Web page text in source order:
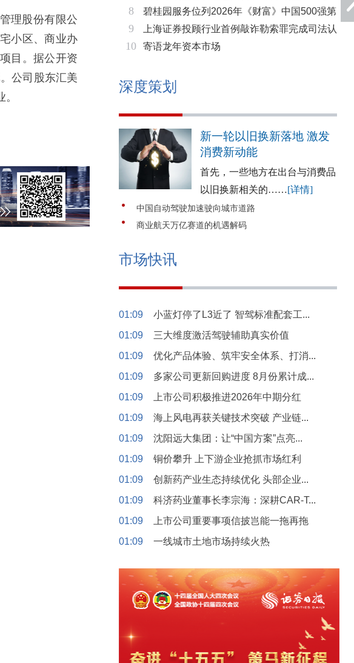
理股份有限公
小区、商业办
目。据公开资
公司股东汇美
8
9
10
市场秩序”答记者问
碧桂园服务位列2026年《财富》中国500强第
321位 排名稳步上升彰显发展韧性
上海证券投顾行业首例敲诈勒索罪完成司法认
定 司法机关重拳打击“职业索赔人”
寄语龙年资本市场
深度策划
新一轮以旧换新落地 激发
消费新动能
首先，一些地方在出台与消费品
以旧换新相关的……[详情]
中国自动驾驶加速驶向城市道路
商业航天万亿赛道的机遇解码
市场快讯
01:09
小蓝灯停了L3近了 智驾标准配套工...
01:09
三大维度激活驾驶辅助真实价值
01:09
优化产品体验、筑牢安全体系、打消...
01:09
多家公司更新回购进度 8月份累计成...
01:09
上市公司积极推进2026年中期分红
01:09
海上风电再获关键技术突破 产业链...
01:09
沈阳远大集团：让“中国方案”点亮...
01:09
铜价攀升 上下游企业抢抓市场红利
01:09
创新药产业生态持续优化 头部企业...
01:09
科济药业董事长李宗海：深耕CAR-T...
01:09
上市公司重要事项信披岂能一拖再拖
01:09
一线城市土地市场持续火热